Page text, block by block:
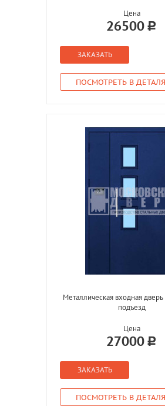
Цена
26500
ЗАКАЗАТЬ
ПОСМОТРЕТЬ В
Металлическая входная
подъезд
Цена
27000
ЗАКАЗАТЬ
ПОСМОТРЕТЬ В